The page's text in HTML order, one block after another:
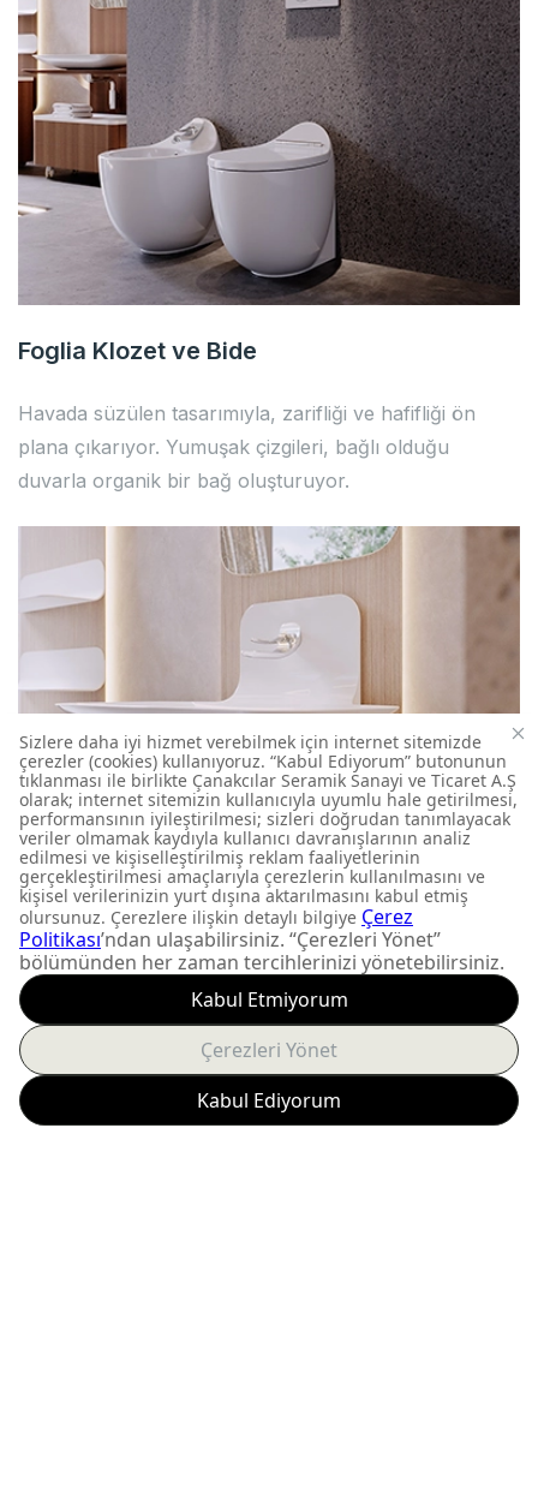
Foglia Klozet ve Bide
Havada süzülen tasarımıyla, zarifliği ve hafifliği ön
plana çıkarıyor. Yumuşak çizgileri, bağlı olduğu
duvarla organik bir bağ oluşturuyor.
Foglia Lavabolar
Foglia lavabolar, suyun doğal akışına müdahale
etmeden banyonun dikey ve yatay yüzeylerine
formuyla uyum sağlıyor.